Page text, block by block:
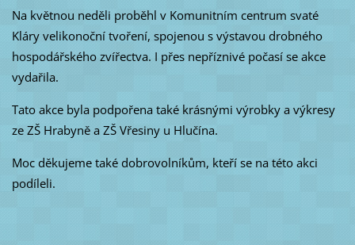
Na květnou neděli proběhl v Komunitním centrum svaté
Kláry velikonoční tvoření, spojenou s výstavou drobného
hospodářského zvířectva. I přes nepříznivé počasí se akce
vydařila.
Tato akce byla podpořena také krásnými výrobky a výkresy
ze ZŠ Hrabyně a ZŠ Vřesiny u Hlučína.
Moc děkujeme také dobrovolníkům, kteří se na této akci
podíleli.